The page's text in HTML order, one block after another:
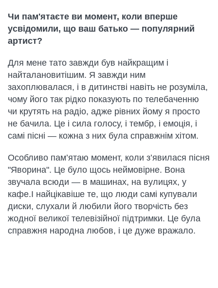
Чи пам'ятаєте ви момент, коли вперше
усвідомили, що ваш батько — популярний
артист?
Для мене тато завжди був найкращим і
найталановитішим. Я завжди ним
захоплювалася, і в дитинстві навіть не розуміла,
чому його так рідко показують по телебаченню
чи крутять на радіо, адже рівних йому я просто
не бачила. Це і сила голосу, і тембр, і емоція, і
самі пісні — кожна з них була справжнім хітом.
Особливо пам’ятаю момент, коли з’явилася пісня
"Яворина". Це було щось неймовірне. Вона
звучала всюди — в машинах, на вулицях, у
кафе.І найцікавіше те, що люди самі купували
диски, слухали й любили його творчість без
жодної великої телевізійної підтримки. Це була
справжня народна любов, і це дуже вражало.